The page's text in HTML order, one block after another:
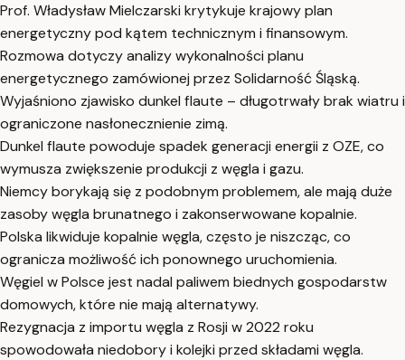
Prof. Władysław Mielczarski krytykuje krajowy plan
energetyczny pod kątem technicznym i finansowym.
Rozmowa dotyczy analizy wykonalności planu
energetycznego zamówionej przez Solidarność Śląską.
Wyjaśniono zjawisko dunkel flaute – długotrwały brak wiatru i
ograniczone nasłonecznienie zimą.
Dunkel flaute powoduje spadek generacji energii z OZE, co
wymusza zwiększenie produkcji z węgla i gazu.
Niemcy borykają się z podobnym problemem, ale mają duże
zasoby węgla brunatnego i zakonserwowane kopalnie.
Polska likwiduje kopalnie węgla, często je niszcząc, co
ogranicza możliwość ich ponownego uruchomienia.
Węgiel w Polsce jest nadal paliwem biednych gospodarstw
domowych, które nie mają alternatywy.
Rezygnacja z importu węgla z Rosji w 2022 roku
spowodowała niedobory i kolejki przed składami węgla.